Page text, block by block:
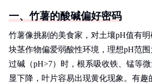
一、竹薯的酸碱偏好密码
竹薯像挑剔的美食家，对土壤pH值有
块茎作物偏爱弱酸性环境，理想pH范围
过碱（pH>7）时，根系吸收铁、锰等
显下降，叶片容易出现黄化现象。有趣